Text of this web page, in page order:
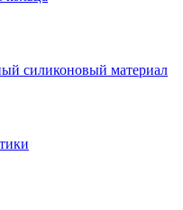
силиконовый материал